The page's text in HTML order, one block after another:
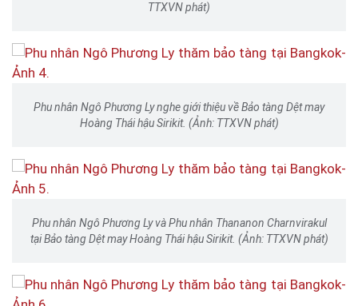
TTXVN phát)
Phu nhân Ngô Phương Ly nghe giới thiệu về Bảo tàng Dệt may
Hoàng Thái hậu Sirikit. (Ảnh: TTXVN phát)
Phu nhân Ngô Phương Ly và Phu nhân Thananon Charnvirakul
tại Bảo tàng Dệt may Hoàng Thái hậu Sirikit. (Ảnh: TTXVN phát)